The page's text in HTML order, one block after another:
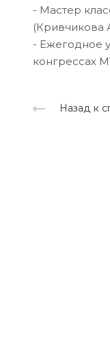
- Мастер
(Кривчикова
- Ежегодное
конгрессах
Назад к